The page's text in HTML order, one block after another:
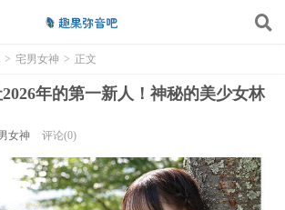
> 宅男女神 > 正文
年的第一新人！神秘的美少女林
女神 评论(0)